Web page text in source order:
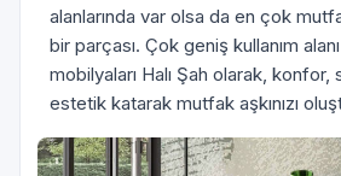
alanlarında var olsa da en çok
bir parçası. Çok geniş kullanım
mobilyaları Halı Şah olarak, konfor,
estetik katarak mutfak aşkınızı